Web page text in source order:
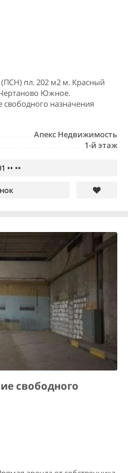
пл. 202 м2 м. Красный
Южное.
свободного назначения
Апекс Недвижимость
1-й этаж
•• ••
свободного